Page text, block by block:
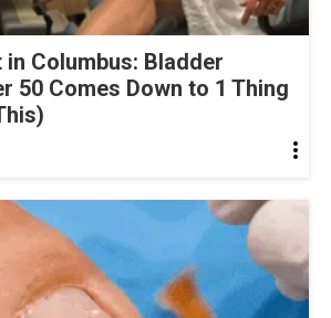
Columbus: Bladder
50 Comes Down to 1 Thing